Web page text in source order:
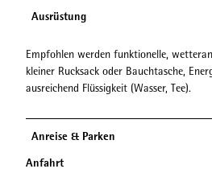
Ausrüstung
Empfohlen werden funktionelle,
kleiner Rucksack oder Bauchtasche,
ausreichend Flüssigkeit (Wasser, Tee).
Anreise & Parken
Anfahrt